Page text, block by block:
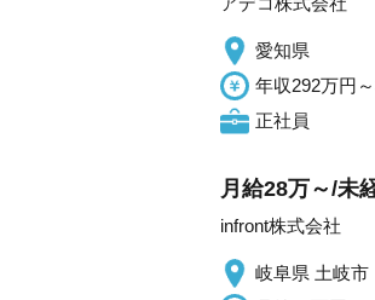
愛知県
年収292万円
正社員
月給28万～/未
infront株式会社
岐阜県 土岐市